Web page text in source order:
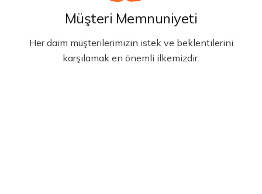
Müşteri Memnuniyeti
Her daim müşterilerimizin istek ve beklentilerini
karşılamak en önemli ilkemizdir.